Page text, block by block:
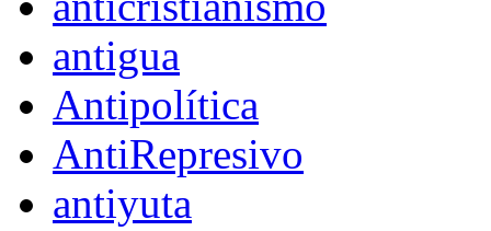
antigua
Antipolítica
AntiRepresivo
antiyuta